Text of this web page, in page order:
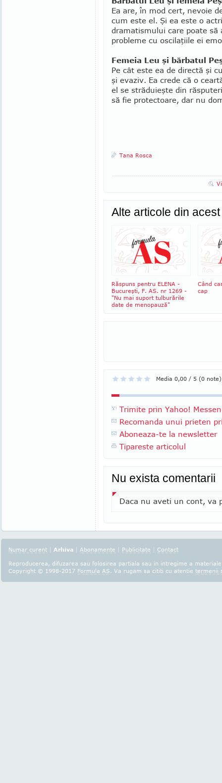
Ea are, în mod cert, nevoie
cum este el. Şi ea este o
dramatismului care poate să
probleme cu oscilaţiile ei
Femeia Leu şi bărbatul
Pe cât este ea de directă şi
şi evaziv. Ea crede că o
el se străduieşte din
să fie protectoare, dar nu
Tana Rosca
Alte articole din
Răspuns pentru ELENA -
Bucureşti, F. AS. nr 1269 -
"Nu mai suport tulburările
date de menopauză"
Când
cap
Media 0,00 / 5 (0 note)
Trimite prin Yahoo!
Recomanda unui prieten
Aboneaza-te la newsletter
Tipareste articolul
Nu exista comentarii
Daca nu aveti un cont, va
Numar curent | Arhiva | Abonamente | Publicitate | Contact
Reproducerea, difuzarea sau folosirea partiala sau in intregime a
Copyright © 1998-2017 Formula AS. Va rugam sa cititi cu atentie termenii